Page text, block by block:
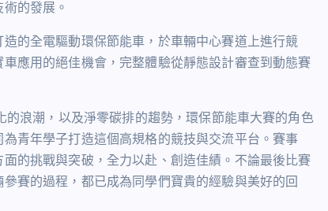
的發展。
的全電驅動環保節能車，於車輛中心賽道上進行競
應用的絕佳機會，完整體驗從靜態設計審查到動態賽
浪潮，以及淨零碳排的趨勢，環保節能車大賽的角色
青年學子打造這個高規格的競技與交流平台。賽事
的挑戰與突破，全力以赴、創造佳績。不論最後比賽
賽的過程，都已成為同學們寶貴的經驗與美好的回